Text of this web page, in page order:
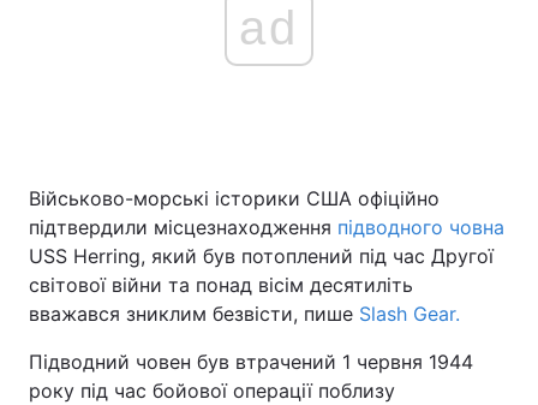
ad
Військово-морські історики США офіційно
підтвердили місцезнаходження підводного човна
USS Herring, який був потоплений під час Другої
світової війни та понад вісім десятиліть
вважався зниклим безвісти, пише Slash Gear.
Підводний човен був втрачений 1 червня 1944
року під час бойової операції поблизу